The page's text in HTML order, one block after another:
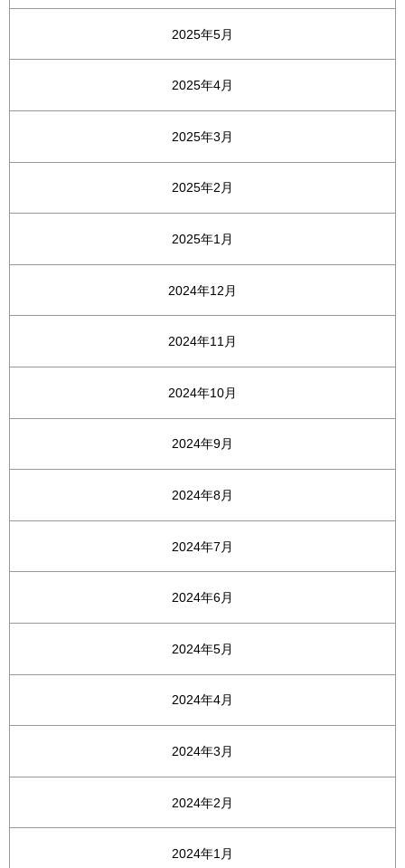
2025年5月
2025年4月
2025年3月
2025年2月
2025年1月
2024年12月
2024年11月
2024年10月
2024年9月
2024年8月
2024年7月
2024年6月
2024年5月
2024年4月
2024年3月
2024年2月
2024年1月